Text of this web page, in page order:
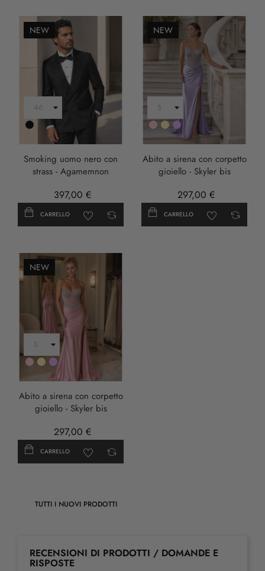
NEW
Nero
Smoking uomo nero con
strass - Agamemnon
397,00 €
CARRELLO
NEW
RosaOroLILLA
Abito a sirena con corpetto
gioiello - Skyler bis
297,00 €
CARRELLO
NEW
RosaOroLILLA
Abito a sirena con corpetto
gioiello - Skyler bis
297,00 €
CARRELLO
TUTTI I NUOVI PRODOTTI
RECENSIONI DI PRODOTTI / DOMANDE E
RISPOSTE